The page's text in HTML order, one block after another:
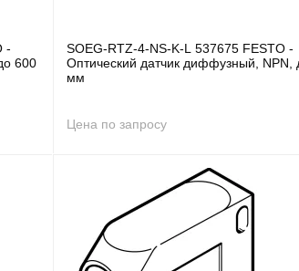
-
600
SOEG-RTZ-4-NS-K-L 537675 FESTO -
Оптический датчик диффузный, NPN,
мм
Цена по запросу